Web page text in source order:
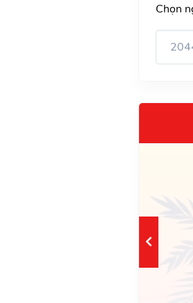
Chọn